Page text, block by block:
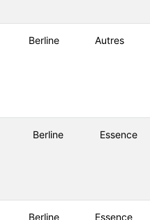
Berline Autres
Berline Essence
Berline Essence